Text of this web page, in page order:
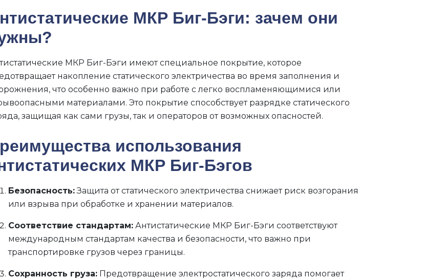
МКР Биг-Бэги: зачем они
МКР Биг-Бэги имеют специальное покрытие, которое
накопление статического электричества во время заполнения и
что особенно важно при работе с легко воспламеняющимися или
материалами. Это покрытие способствует разрядке статического
защищая как сами грузы, так и операторов от возможных опасностей.
использования
МКР Биг-Бэгов
Безопасность:Защита от статического электричества снижает риск возгорания
или взрыва при обработке и хранении материалов.
Соответствие стандартам:Антистатические МКР Биг-Бэги соответствуют
международным стандартам качества и безопасности, что важно при
транспортировке грузов через границы.
Сохранность груза:Предотвращение электростатического заряда помогает